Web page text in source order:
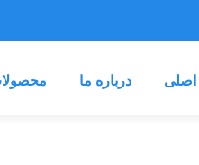
درباره ما